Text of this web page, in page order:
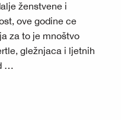
ženstvene i
ove godine ce
za to je mnoštvo
gležnjaca i ljetnih
…